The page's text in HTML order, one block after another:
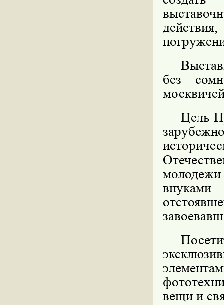
без
Цель
молодежи
вещи и